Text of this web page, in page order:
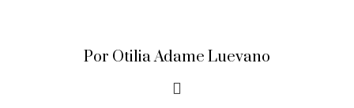
Por Otilia Adame Luevano